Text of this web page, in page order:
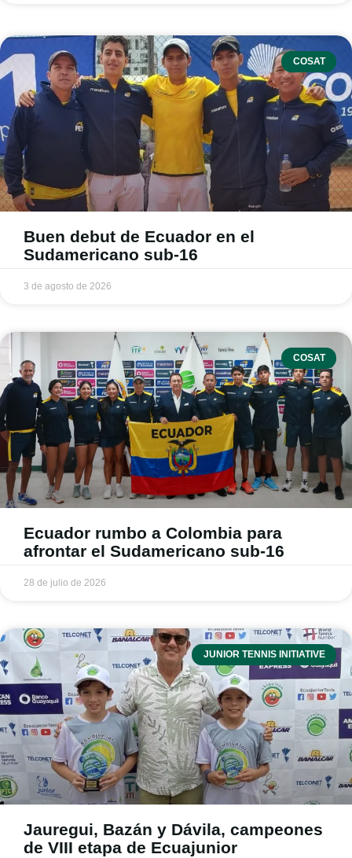
COSAT
Buen debut de Ecuador en el
Sudamericano sub-16
3 de agosto de 2026
COSAT
Ecuador rumbo a Colombia para
afrontar el Sudamericano sub-16
28 de julio de 2026
JUNIOR TENNIS INITIATIVE
Jauregui, Bazán y Dávila, campeones
de VIII etapa de Ecuajunior